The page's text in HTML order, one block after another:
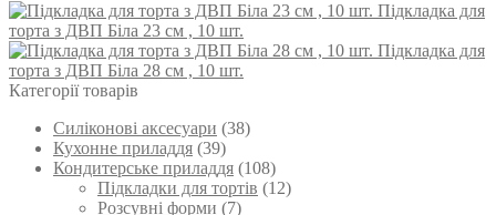
Підкладка для
торта з ДВП Біла 23 см , 10 шт.
Підкладка для
торта з ДВП Біла 28 см , 10 шт.
Категорії товарів
Силіконові аксесуари (38)
Кухонне приладдя (39)
Кондитерське приладдя (108)
Підкладки для тортів (12)
Розсувні форми (7)